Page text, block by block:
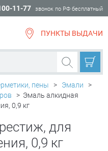
11-77 звонок по РФ бесплатный
ПУНКТЫ ВЫДАЧИ
пены > Эмали
>
> Эмаль алкидная
0,9 кг
для
0,9 кг